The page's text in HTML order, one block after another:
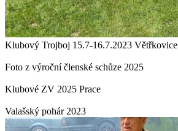
Klubový Trojboj 15.7-16.7.2023 Větřkovice
Foto z výroční členské schůze 2025
Klubové ZV 2025 Prace
Valašský pohár 2023